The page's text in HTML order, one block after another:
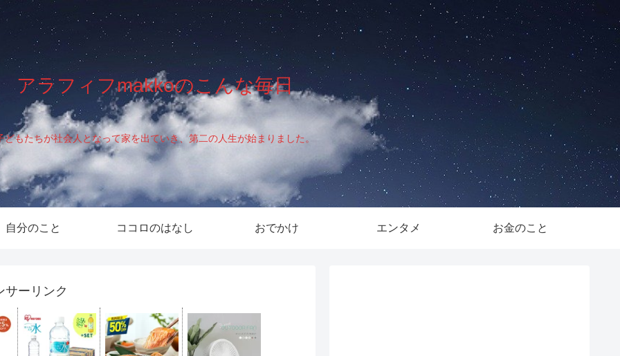
アラフィフmakkoのこんな毎日
どもたちが社会人となって家を出ていき、第二の人生が始まりました。
自分のこと ココロのはなし おでかけ エンタメ お金のこと
サーリンク